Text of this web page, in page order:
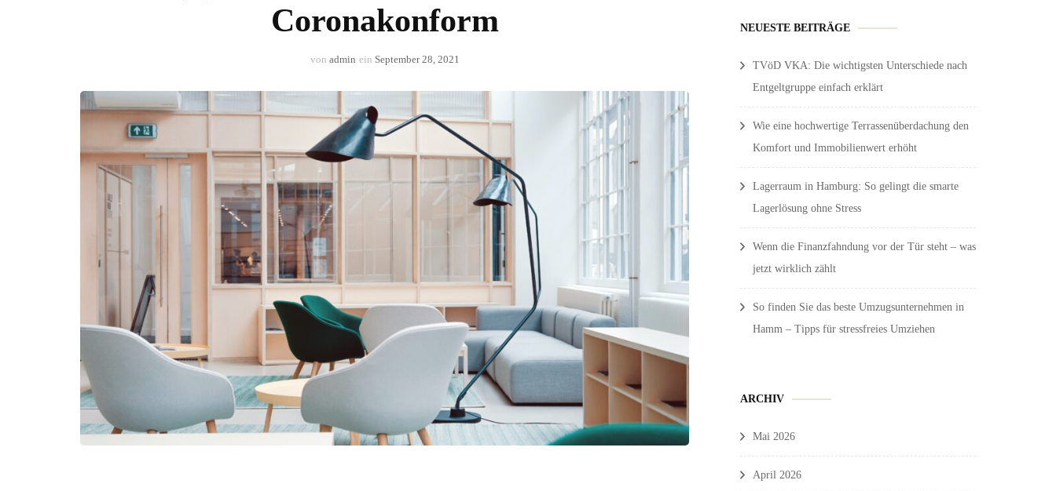
Coronakonform
von admin ein September 28, 2021
NEUESTE BEITRÄGE
TVöD VKA: Die wichtigsten Unterschiede nach
Entgeltgruppe einfach erklärt
Wie eine hochwertige Terrassenüberdachung den
Komfort und Immobilienwert erhöht
Lagerraum in Hamburg: So gelingt die smarte
Lagerlösung ohne Stress
Wenn die Finanzfahndung vor der Tür steht – was
jetzt wirklich zählt
So finden Sie das beste Umzugsunternehmen in
Hamm – Tipps für stressfreies Umziehen
ARCHIV
Mai 2026
April 2026